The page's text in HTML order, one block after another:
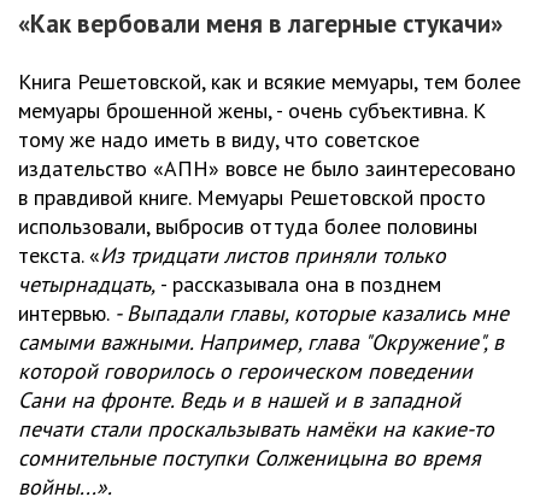
«Как вербовали меня в лагерные стукачи»
Книга Решетовской, как и всякие мемуары, тем более
мемуары брошенной жены, - очень субъективна. К
тому же надо иметь в виду, что советское
издательство «АПН» вовсе не было заинтересовано
в правдивой книге. Мемуары Решетовской просто
использовали, выбросив оттуда более половины
текста. «Из тридцати листов приняли только
четырнадцать, - рассказывала она в позднем
интервью. - Выпадали главы, которые казались мне
самыми важными. Например, глава "Окружение", в
которой говорилось о героическом поведении
Сани на фронте. Ведь и в нашей и в западной
печати стали проскальзывать намёки на какие-то
сомнительные поступки Солженицына во время
войны...».